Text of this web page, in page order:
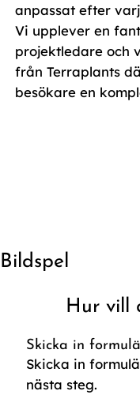
anpassat efter
Vi upplever en
projektledare och
från Terraplants
besökare en
Bildspel
Hur vill
Skicka in
Skicka in
nästa steg.